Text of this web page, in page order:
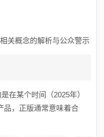
关概念的解析与公众警示
在某个时间（2025年）
品，正版通常意味着合